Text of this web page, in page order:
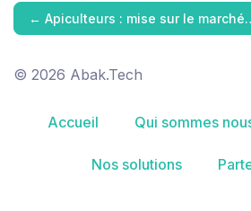
← Apiculteurs : mise sur le
© 2026 Abak.Tech
Accueil Qui sommes
Nos solutions